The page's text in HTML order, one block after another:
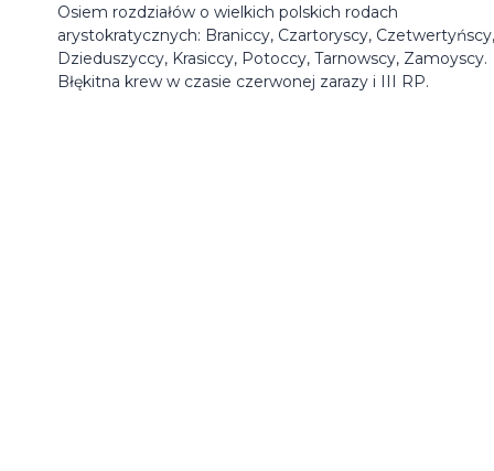
Osiem rozdziałów o wielkich polskich rodach
arystokratycznych: Braniccy, Czartoryscy, Czetwertyńscy,
Dzieduszyccy, Krasiccy, Potoccy, Tarnowscy, Zamoyscy.
Błękitna krew w czasie czerwonej zarazy i III RP.